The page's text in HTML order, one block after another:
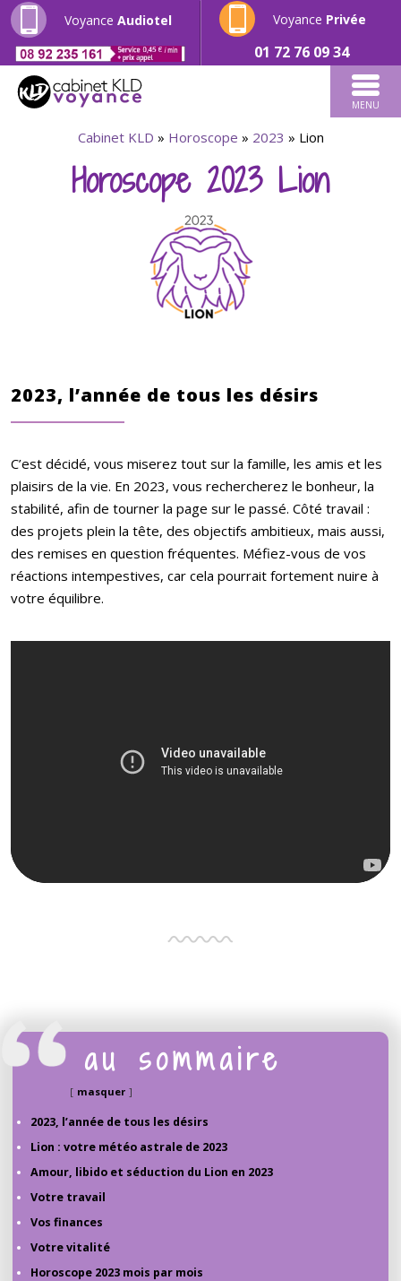
Voyance Audiotel Voyance Privée
01 72 76 09 34
MENU
Cabinet KLD » Horoscope » 2023 » Lion
Horoscope 2023 Lion
2023, l’année de tous les désirs
C’est décidé, vous miserez tout sur la famille, les amis et les
plaisirs de la vie. En 2023, vous rechercherez le bonheur, la
stabilité, afin de tourner la page sur le passé. Côté travail :
des projets plein la tête, des objectifs ambitieux, mais aussi,
des remises en question fréquentes. Méfiez-vous de vos
réactions intempestives, car cela pourrait fortement nuire à
votre équilibre.
au sommaire
masquer
2023, l’année de tous les désirs
Lion : votre météo astrale de 2023
Amour, libido et séduction du Lion en 2023
Votre travail
Vos finances
Votre vitalité
Horoscope 2023 mois par mois